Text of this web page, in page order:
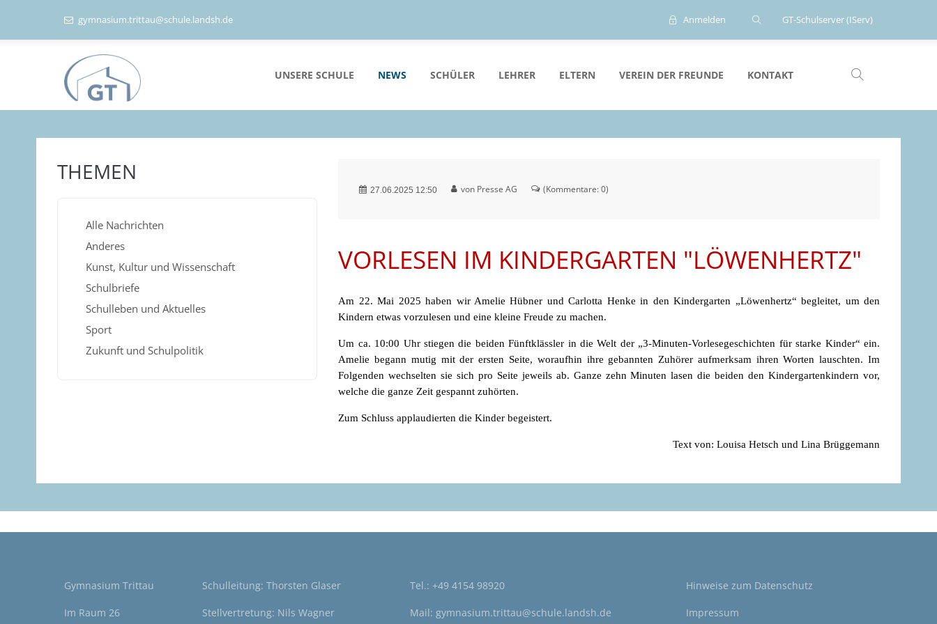
gymnasium.trittau@schule.landsh.de Anmelden GT-Schulserver (IServ)
UNSERE SCHULE NEWS SCHÜLER LEHRER ELTERN VEREIN DER FREUNDE KONTAKT
THEMEN
Alle Nachrichten
Anderes
Kunst, Kultur und Wissenschaft
Schulbriefe
Schulleben und Aktuelles
Sport
Zukunft und Schulpolitik
27.06.2025 12:50 von Presse AG (Kommentare: 0)
VORLESEN IM KINDERGARTEN "LÖWENHERTZ"
Am 22. Mai 2025 haben wir Amelie Hübner und Carlotta Henke in den Kindergarten „Löwenhertz“ begleitet, um den
Kindern etwas vorzulesen und eine kleine Freude zu machen.
Um ca. 10:00 Uhr stiegen die beiden Fünftklässler in die Welt der „3-Minuten-Vorlesegeschichten für starke Kinder“ ein.
Amelie begann mutig mit der ersten Seite, woraufhin ihre gebannten Zuhörer aufmerksam ihren Worten lauschten. Im
Folgenden wechselten sie sich pro Seite jeweils ab. Ganze zehn Minuten lasen die beiden den Kindergartenkindern vor,
welche die ganze Zeit gespannt zuhörten.
Zum Schluss applaudierten die Kinder begeistert.
Text von: Louisa Hetsch und Lina Brüggemann
Gymnasium Trittau
Im Raum 26
Schulleitung: Thorsten Glaser
Stellvertretung: Nils Wagner
Tel.: +49 4154 98920
Mail: gymnasium.trittau@schule.landsh.de
Hinweise zum Datenschutz
Impressum